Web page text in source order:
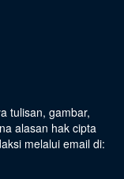
tulisan, gambar,
alasan hak cipta
melalui email di: